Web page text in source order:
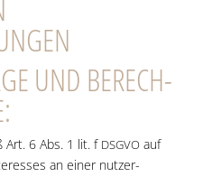
UND BERECH­
Art. 6 Abs. 1 lit. f DSGVO auf
an einer nut­zer­